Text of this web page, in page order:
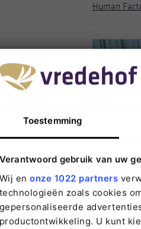
Toestemming
Verantwoord gebruik van uw
Wij en onze 1022 partners
technologieën zoals cookies
gepersonaliseerde
productontwikkeling. U kunt
Human
.